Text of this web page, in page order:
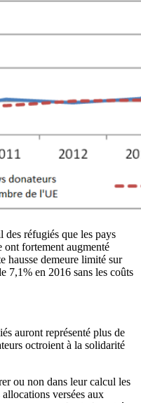
des réfugiés que les pays
ont fortement augmenté
hausse demeure limité sur
7,1% en 2016 sans les coûts
auront représenté plus de
octroient à la solidarité
ou non dans leur calcul les
versées aux